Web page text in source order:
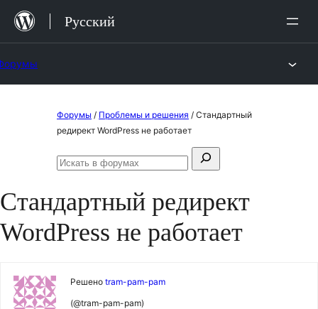
Перейти
Русский
Форумы / Проблемы и решения / Стандартный
редирект WordPress не работает
Поиск:
Искать
Стандартный редирект
WordPress не работает
Решено tram-pam-pam
(@tram-pam-pam)